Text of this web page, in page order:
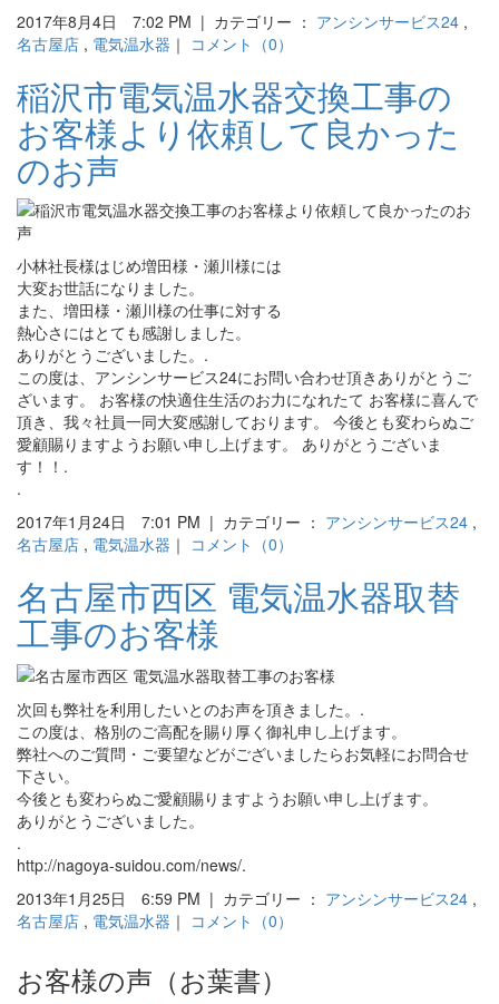
2017年8月4日 7:02 PM | カテゴリー ： アンシンサービス24 ,
名古屋店 , 電気温水器 ｜ コメント（0）
稲沢市電気温水器交換工事の
お客様より依頼して良かった
のお声
小林社長様はじめ増田様・瀬川様には
大変お世話になりました。
また、増田様・瀬川様の仕事に対する
熱心さにはとても感謝しました。
ありがとうございました。.
この度は、アンシンサービス24にお問い合わせ頂きありがとうご
ざいます。 お客様の快適住生活のお力になれたて お客様に喜んで
頂き、我々社員一同大変感謝しております。 今後とも変わらぬご
愛顧賜りますようお願い申し上げます。 ありがとうございま
す！！.
.
2017年1月24日 7:01 PM | カテゴリー ： アンシンサービス24 ,
名古屋店 , 電気温水器 ｜ コメント（0）
名古屋市西区 電気温水器取替
工事のお客様
次回も弊社を利用したいとのお声を頂きました。.
この度は、格別のご高配を賜り厚く御礼申し上げます。
弊社へのご質問・ご要望などがございましたらお気軽にお問合せ
下さい。
今後とも変わらぬご愛顧賜りますようお願い申し上げます。
ありがとうございました。
.
http://nagoya-suidou.com/news/.
2013年1月25日 6:59 PM | カテゴリー ： アンシンサービス24 ,
名古屋店 , 電気温水器 ｜ コメント（0）
お客様の声（お葉書）